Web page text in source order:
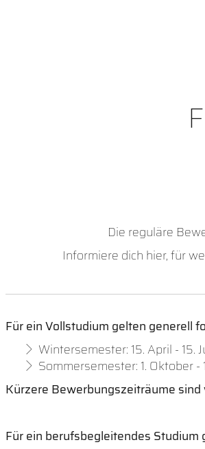
Die reguläre
Informiere dich hier, für
Für ein Vollstudium gelten generell
Wintersemester: 15. April - 15.
Sommersemester: 1. Oktober -
Kürzere Bewerbungszeiträume
Für ein berufsbegleitendes